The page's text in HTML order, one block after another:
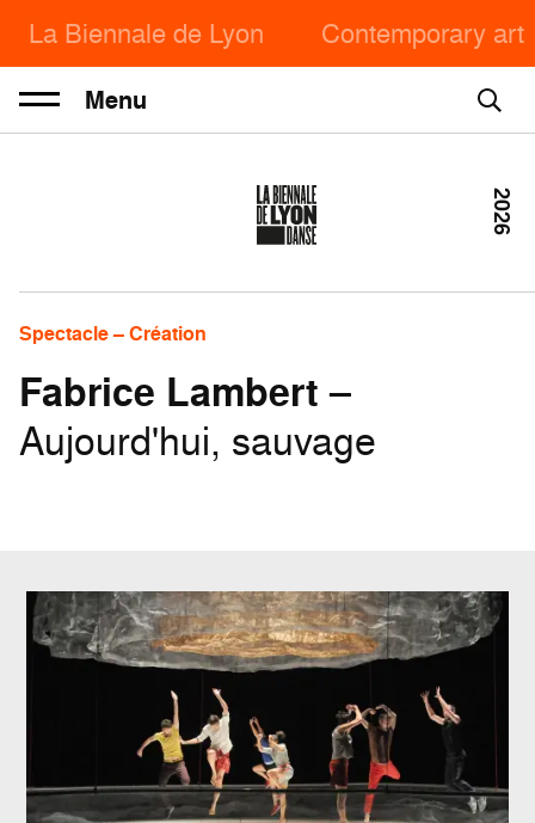
La Biennale de Lyon Contemporary art
Menu
Spectacle – Création
Fabrice Lambert –
Aujourd'hui, sauvage
2026